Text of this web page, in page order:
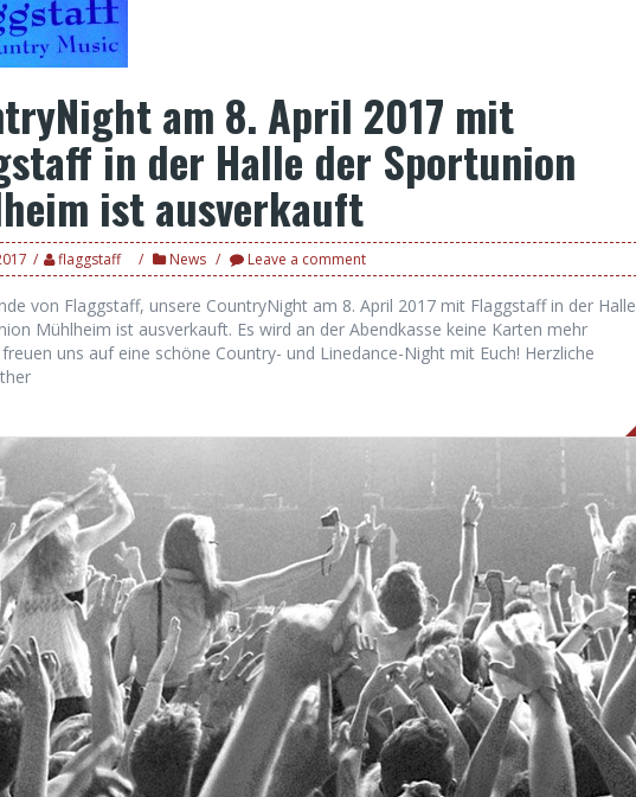
am 8. April 2017 mit
in der Halle der Sportunion
ist ausverkauft
flaggstaff News Leave a comment
von Flaggstaff, unsere CountryNight am 8. April 2017 mit Flaggstaff in der Halle
Mühlheim ist ausverkauft. Es wird an der Abendkasse keine Karten mehr
freuen uns auf eine schöne Country- und Linedance-Night mit Euch! Herzliche